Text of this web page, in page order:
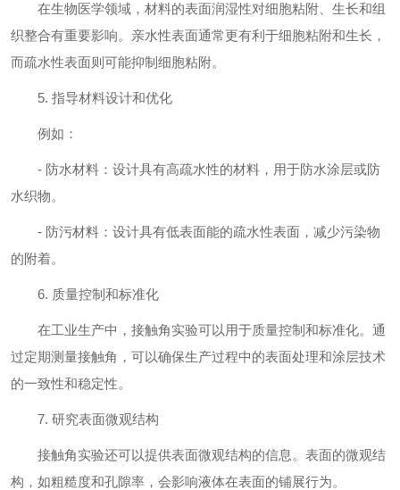
在生物医学领域，材料的表面润湿性对细胞粘附、生长和组
织整合有重要影响。亲水性表面通常更有利于细胞粘附和生长，
而疏水性表面则可能抑制细胞粘附。
5. 指导材料设计和优化
例如：
- 防水材料：设计具有高疏水性的材料，用于防水涂层或防
水织物。
- 防污材料：设计具有低表面能的疏水性表面，减少污染物
的附着。
6. 质量控制和标准化
在工业生产中，接触角实验可以用于质量控制和标准化。通
过定期测量接触角，可以确保生产过程中的表面处理和涂层技术
的一致性和稳定性。
7. 研究表面微观结构
接触角实验还可以提供表面微观结构的信息。表面的微观结
构，如粗糙度和孔隙率，会影响液体在表面的铺展行为。